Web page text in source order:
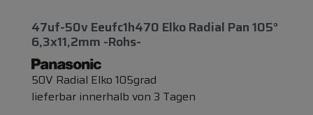
47uf-50v Eeufc1h470 Elko Radial Pan 105°
6,3x11,2mm -rohs-
50V Radial Elko 105grad
lieferbar innerhalb von 3 Tagen